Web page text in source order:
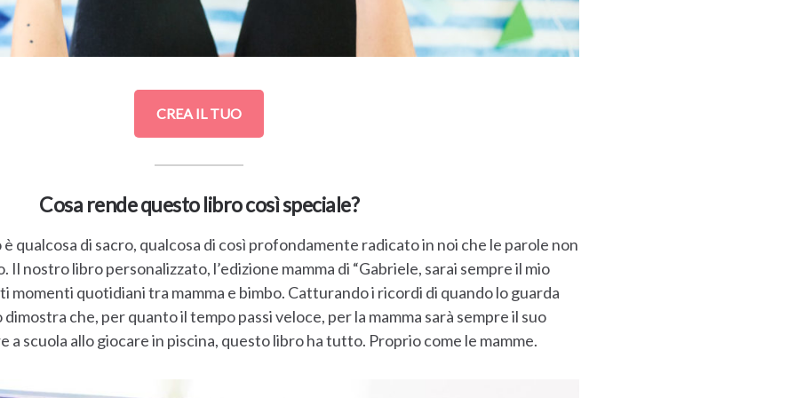
CREA IL TUO
Cosa rende questo libro così speciale?
qualcosa di sacro, qualcosa di così profondamente radicato in noi che le parole non
Il nostro libro personalizzato, l’edizione mamma di “Gabriele, sarai sempre il mio
momenti quotidiani tra mamma e bimbo. Catturando i ricordi di quando lo guarda
che, per quanto il tempo passi veloce, per la mamma sarà sempre il suo
a scuola allo giocare in piscina, questo libro ha tutto. Proprio come le mamme.